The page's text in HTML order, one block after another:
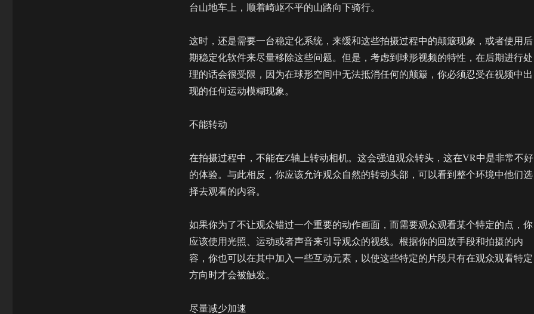
台山地车上，顺着崎岖不平的山路向下骑行。
这时，还是需要一台稳定化系统，来缓和这些拍摄过程中的颠簸现象，或者使用后
期稳定化软件来尽量移除这些问题。但是，考虑到球形视频的特性，在后期进行处
理的话会很受限，因为在球形空间中无法抵消任何的颠簸，你必须忍受在视频中出
现的任何运动模糊现象。
不能转动
在拍摄过程中，不能在Z轴上转动相机。这会强迫观众转头，这在VR中是非常不好
的体验。与此相反，你应该允许观众自然的转动头部，可以看到整个环境中他们选
择去观看的内容。
如果你为了不让观众错过一个重要的动作画面，而需要观众观看某个特定的点，你
应该使用光照、运动或者声音来引导观众的视线。根据你的回放手段和拍摄的内
容，你也可以在其中加入一些互动元素，以使这些特定的片段只有在观众观看特定
方向时才会被触发。
尽量减少加速